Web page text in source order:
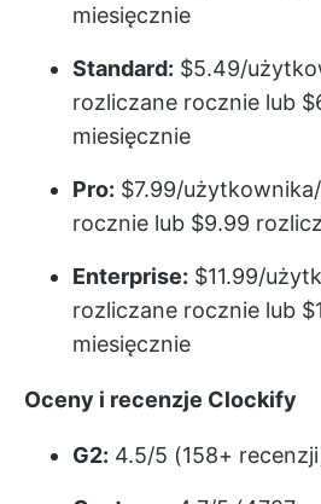
miesięcznie
Standard: $5.49/
rozliczane rocznie lub
miesięcznie
Pro: $7.99/
rocznie lub $9.99
Enterprise: $11.99/
rozliczane rocznie lub
miesięcznie
Oceny i recenzje Clockify
G2: 4.5/5 (158+